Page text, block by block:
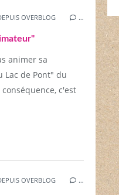
OVERBLOG …
animer sa
Lac de Pont" du
c'est
OVERBLOG …